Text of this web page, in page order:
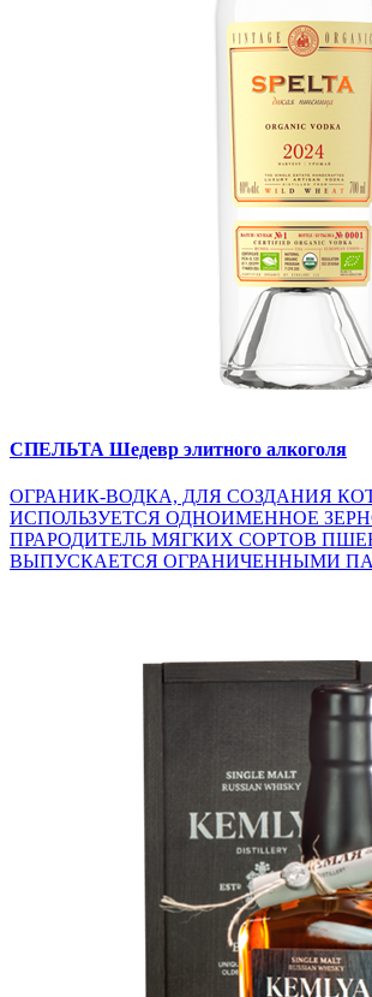
СПЕЛЬТА Шедевр элитного алкоголя
ОГРАНИК-ВОДКА, ДЛЯ СОЗДАНИЯ
ИСПОЛЬЗУЕТСЯ ОДНОИМЕННОЕ
ПРАРОДИТЕЛЬ МЯГКИХ СОРТОВ
ВЫПУСКАЕТСЯ ОГРАНИЧЕННЫМИ